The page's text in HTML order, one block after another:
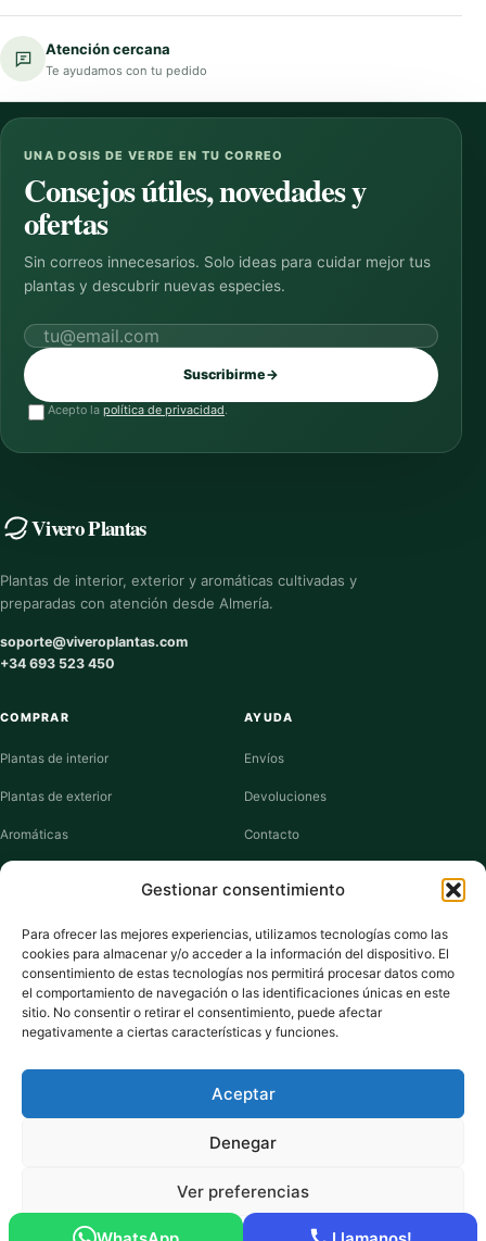
Gestionar consentimiento
Para ofrecer las mejores experiencias, utilizamos tecnologías como las
cookies para almacenar y/o acceder a la información del dispositivo. El
consentimiento de estas tecnologías nos permitirá procesar datos como
el comportamiento de navegación o las identificaciones únicas en este
sitio. No consentir o retirar el consentimiento, puede afectar
negativamente a ciertas características y funciones.
Aceptar
Denegar
Ver preferencias
Atención cercana
Te ayudamos con tu pedido
UNA DOSIS DE VERDE EN TU CORREO
Consejos útiles, novedades y
ofertas
Sin correos innecesarios. Solo ideas para cuidar mejor tus
plantas y descubrir nuevas especies.
Correo electrónico
Suscribirme→
Acepto la política de privacidad.
Vivero Plantas
Plantas de interior, exterior y aromáticas cultivadas y
preparadas con atención desde Almería.
soporte@viveroplantas.com
+34 693 523 450
COMPRAR
Plantas de interior
Plantas de exterior
Aromáticas
Suculentas
AYUDA
Envíos
Devoluciones
Contacto
VIVERO PLANTAS
Sobre nosotros
Puntos y recompensas
Cookies
Pago seguro: Tarjeta de Crédito / Débito Amazon Pay Klarna Link